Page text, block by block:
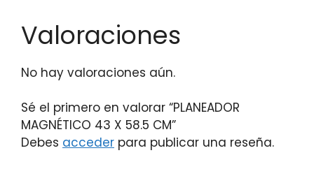
Valoraciones
No hay valoraciones aún.
Sé el primero en valorar “PLANEADOR
MAGNÉTICO 43 X 58.5 CM”
Debes acceder para publicar una reseña.